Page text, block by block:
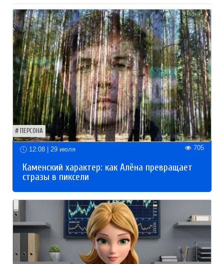
ПЕРСОНА
12:08 | 29 июля 705
Каменский характер: как Алёна превращает
стразы в пиксели